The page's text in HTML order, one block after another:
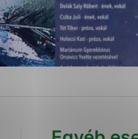
ako návštevníci stránok stránku
dáta sa zbierajú anonymne